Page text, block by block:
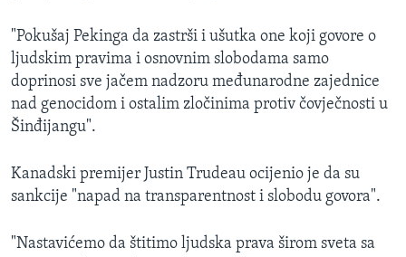
"Pokušaj Pekinga da zastrši i ušutka one koji govore o
ljudskim pravima i osnovnim slobodama samo
doprinosi sve jačem nadzoru međunarodne zajednice
nad genocidom i ostalim zločinima protiv čovječnosti u
Šinđijangu".
Kanadski premijer Justin Trudeau ocijenio je da su
sankcije "napad na transparentnost i slobodu govora".
"Nastavićemo da štitimo ljudska prava širom sveta sa